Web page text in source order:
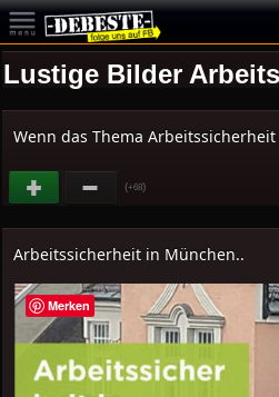
Lustige Bilder
Wenn das Thema
(+68)
Arbeitssicherheit in München..
Merken